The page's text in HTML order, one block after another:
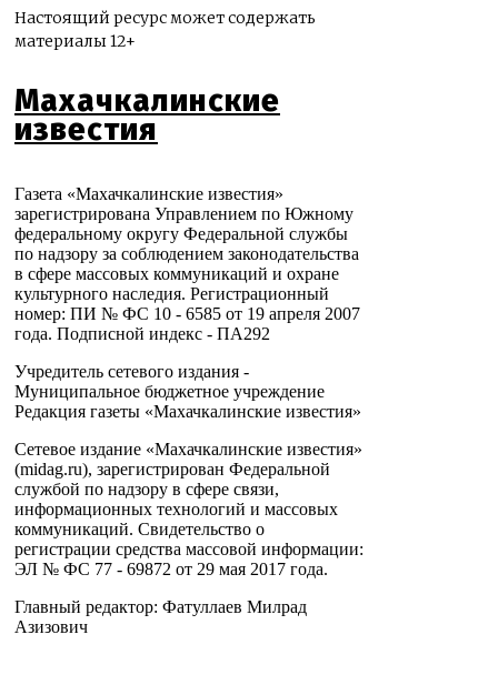
Настоящий ресурс может содержать
материалы 12+
Махачкалинские
известия
Газета «Махачкалинские известия»
зарегистрирована Управлением по Южному
федеральному округу Федеральной службы
по надзору за соблюдением законодательства
в сфере массовых коммуникаций и охране
культурного наследия. Регистрационный
номер: ПИ № ФС 10 - 6585 от 19 апреля 2007
года. Подписной индекс - ПА292
Учредитель сетевого издания -
Муниципальное бюджетное учреждение
Редакция газеты «Махачкалинские известия»
Сетевое издание «Махачкалинские известия»
(midag.ru), зарегистрирован Федеральной
службой по надзору в сфере связи,
информационных технологий и массовых
коммуникаций. Свидетельство о
регистрации средства массовой информации:
ЭЛ № ФС 77 - 69872 от 29 мая 2017 года.
Главный редактор: Фатуллаев Милрад
Азизович